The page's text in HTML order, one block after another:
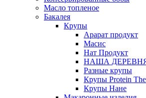
Масло топленое
Бакалея
Крупы
Арарат продукт
Масис
Нат Продукт
НАША
Разные крупы
Крупы Protein
Крупы Нане